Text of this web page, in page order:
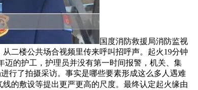
国度消防救援局消防监视
二楼公共场合视频里传来呼叫招呼声。起火19分钟
迈的护工，护理员并没有第一时间报警，机关、集
行了拍摄采访。事实是哪些要素形成这么多人遇难
的敷设等提出更严更高的尺度。最终认定起火缘由